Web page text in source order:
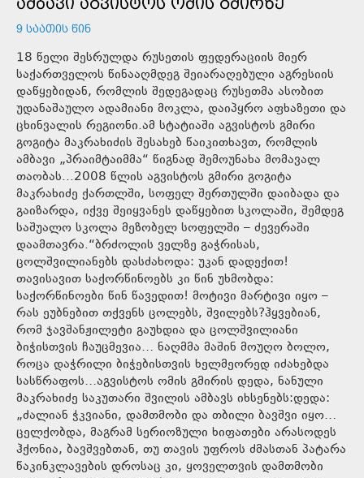
9 ᲡᲐᲐᲗᲘᲡ ᲬᲘᲜ
18 წელი შესრულდა რუსეთის ფედერაციის მიერ
საქართველოს წინააღმდეგ შეიარაღებული აგრესიის
დაწყებიდან, რომლის შედეგადაც რუსეთმა ასობით
უდანაშაულო ადამიანი მოკლა, დაიპყრო აფხაზეთი და
ცხინვალის რეგიონი.ამ სტატიაში აგვისტოს გმირი
გოგიტა მაკრახიძის შესახებ წაიკითხავთ, რომლის
ამბავი „პრაიმტაიმმა“ წიგნად შემოუნახა მომავალ
თაობას...2008 წლის აგვისტოს გმირი გოგიტა
მაკრახიძე ქართლში, სოფელ შერთულში დაიბადა და
გაიზარდა, იქვე შეიყვანეს დაწყებით სკოლაში, შემდეგ
საშუალო სკოლა მეზობელ სოფელში – ძევერაში
დაამთავრა.“ბრძოლის ველზე გაჭრისას,
ცოლშვილიანებს დასძახოდა: უკან დადექით!
თავისავით საქორწინოებს კი წინ უხმობდა:
საქორწინოები წინ წავედით! მოტივი მარტივი იყო –
რას ეუბნებით თქვენს ცოლებს, შვილებს?ჰყვებიან,
რომ ჯავშანჟილეტი გაუხდია და ცოლშვილიანი
ბიჭისთვის ჩაუცმევია… ნაღმმა მაშინ მოუღო ბოლო,
როცა დაჭრილი ბიჭებისთვის ხელმეორედ იძახებდა
სასწრაფოს…აგვისტოს ომის გმირის დედა, ნანული
მაკრახიძე საკუთარი შვილის ამბავს იხსენებს:დედა:
„ძალიან ჭკვიანი, დამთმობი და თბილი ბავშვი იყო…
ცელქობდა, მაგრამ სერიოზული ხიფათები არასოდეს
ჰქონია, ბავშვებთან, თუ თავის უფროს ძმასთან პატარა
წაკინკლავების დროსაც კი, ყოველთვის დამთმობი